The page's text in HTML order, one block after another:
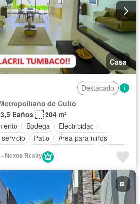
Casa
Destacado
de Quito
3,5 Baños
204 m²
Bodega
Electricidad
Patio
Área para niños
Garita de guardianía
Piscina
- Nexos Realty